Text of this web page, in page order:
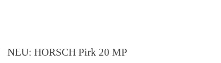
NEU: HORSCH Pirk 20 MP